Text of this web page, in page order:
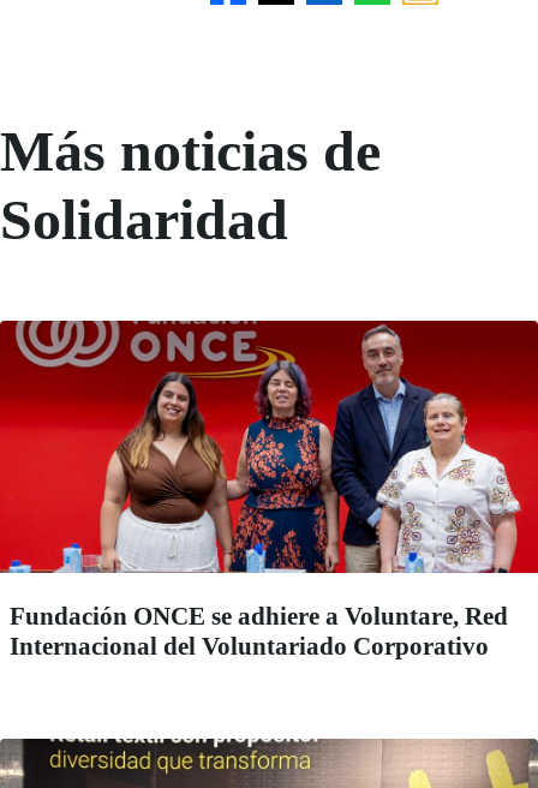
Más noticias de
Solidaridad
Fundación ONCE se adhiere a Voluntare, Red
Internacional del Voluntariado Corporativo